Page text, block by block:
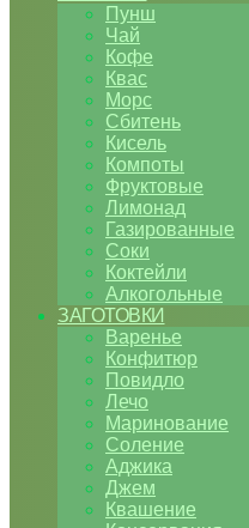
Пунш
Чай
Кофе
Квас
Морс
Сбитень
Кисель
Компоты
Фруктовые
Лимонад
Газированные
Соки
Коктейли
Алкогольные
ЗАГОТОВКИ
Варенье
Конфитюр
Повидло
Лечо
Маринование
Соление
Аджика
Джем
Квашение